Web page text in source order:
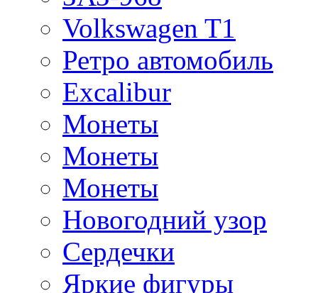
Volkswagen T1
Ретро автомобиль
Excalibur
Монеты
Монеты
Монеты
Новогодний узор
Сердечки
Яркие фигуры